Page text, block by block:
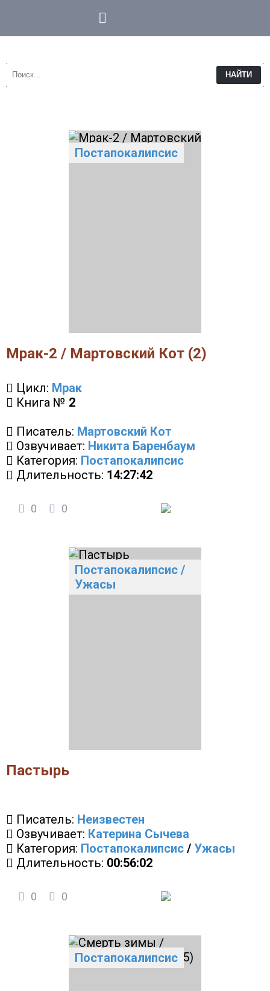
НАЙТИ
Постапокалипсис
Мрак-2 / Мартовский Кот (2)
Цикл: Мрак
Книга № 2
Писатель: Мартовский Кот
Озвучивает: Никита Баренбаум
Категория: Постапокалипсис
Длительность: 14:27:42
0 0
Постапокалипсис /
Ужасы
Пастырь
Писатель: Неизвестен
Озвучивает: Катерина Сычева
Категория: Постапокалипсис / Ужасы
Длительность: 00:56:02
0 0
Постапокалипсис